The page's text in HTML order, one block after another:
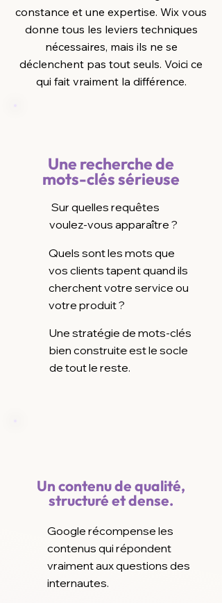
constance et une expertise. Wix vous
donne tous les leviers techniques
nécessaires, mais ils ne se
déclenchent pas tout seuls. Voici ce
qui fait vraiment la différence.
Une recherche de
mots-clés sérieuse
Sur quelles requêtes
voulez-vous apparaître ?
Quels sont les mots que
vos clients tapent quand ils
cherchent votre service ou
votre produit ?
Une stratégie de mots-clés
bien construite est le socle
de tout le reste.
Un contenu de qualité,
structuré et dense.
Google récompense les
contenus qui répondent
vraiment aux questions des
internautes.